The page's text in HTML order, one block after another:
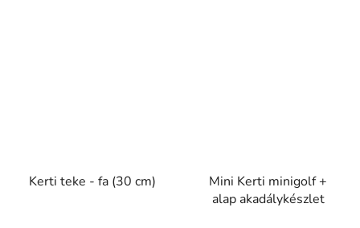
Kerti teke - fa (30 cm)
Mini Kerti minigolf +
alap akadálykészlet